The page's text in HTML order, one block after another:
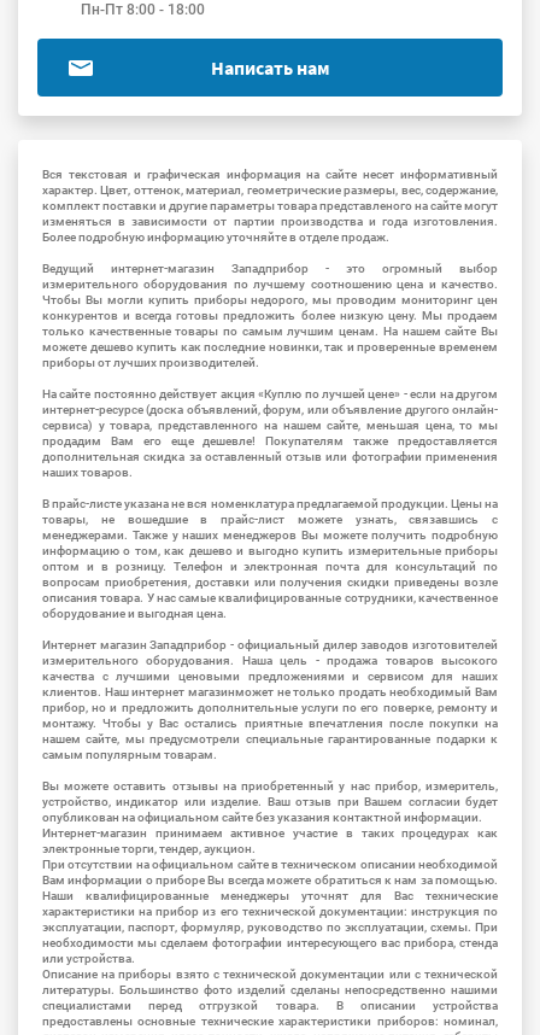
Пн-Пт 8:00 - 18:00
Написать нам
Вся текстовая и графическая информация на сайте несет информативный
характер. Цвет, оттенок, материал, геометрические размеры, вес, содержание,
комплект поставки и другие параметры товара представленого на сайте могут
изменяться в зависимости от партии производства и года изготовления.
Более подробную информацию уточняйте в отделе продаж.
Ведущий интернет-магазин Западприбор - это огромный выбор
измерительного оборудования по лучшему соотношению цена и качество.
Чтобы Вы могли купить приборы недорого, мы проводим мониторинг цен
конкурентов и всегда готовы предложить более низкую цену. Мы продаем
только качественные товары по самым лучшим ценам. На нашем сайте Вы
можете дешево купить как последние новинки, так и проверенные временем
приборы от лучших производителей.
На сайте постоянно действует акция «Куплю по лучшей цене» - если на другом
интернет-ресурсе (доска объявлений, форум, или объявление другого онлайн-
сервиса) у товара, представленного на нашем сайте, меньшая цена, то мы
продадим Вам его еще дешевле! Покупателям также предоставляется
дополнительная скидка за оставленный отзыв или фотографии применения
наших товаров.
В прайс-листе указана не вся номенклатура предлагаемой продукции. Цены на
товары, не вошедшие в прайс-лист можете узнать, связавшись с
менеджерами. Также у наших менеджеров Вы можете получить подробную
информацию о том, как дешево и выгодно купить измерительные приборы
оптом и в розницу. Телефон и электронная почта для консультаций по
вопросам приобретения, доставки или получения скидки приведены возле
описания товара. У нас самые квалифицированные сотрудники, качественное
оборудование и выгодная цена.
Интернет магазин Западприбор - официальный дилер заводов изготовителей
измерительного оборудования. Наша цель - продажа товаров высокого
качества с лучшими ценовыми предложениями и сервисом для наших
клиентов. Наш интернет магазинможет не только продать необходимый Вам
прибор, но и предложить дополнительные услуги по его поверке, ремонту и
монтажу. Чтобы у Вас остались приятные впечатления после покупки на
нашем сайте, мы предусмотрели специальные гарантированные подарки к
самым популярным товарам.
Вы можете оставить отзывы на приобретенный у нас прибор, измеритель,
устройство, индикатор или изделие. Ваш отзыв при Вашем согласии будет
опубликован на официальном сайте без указания контактной информации.
Интернет-магазин принимаем активное участие в таких процедурах как
электронные торги, тендер, аукцион.
При отсутствии на официальном сайте в техническом описании необходимой
Вам информации о приборе Вы всегда можете обратиться к нам за помощью.
Наши квалифицированные менеджеры уточнят для Вас технические
характеристики на прибор из его технической документации: инструкция по
эксплуатации, паспорт, формуляр, руководство по эксплуатации, схемы. При
необходимости мы сделаем фотографии интересующего вас прибора, стенда
или устройства.
Описание на приборы взято с технической документации или с технической
литературы. Большинство фото изделий сделаны непосредственно нашими
специалистами перед отгрузкой товара. В описании устройства
предоставлены основные технические характеристики приборов: номинал,